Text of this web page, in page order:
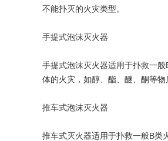
不能扑灭的火灾类型。
手提式泡沫灭火器
手提式泡沫灭火器适用于扑救一
体的火灾，如醇、酯、醚、酮等物
推车式泡沫灭火器
推车式灭火器适用于扑救一般B类